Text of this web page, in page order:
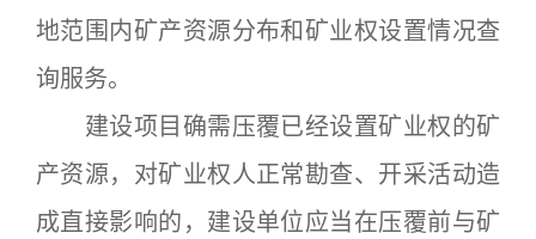
地范围内矿产资源分布和矿业权设置情况查
询服务。
建设项目确需压覆已经设置矿业权的矿
产资源，对矿业权人正常勘查、开采活动造
成直接影响的，建设单位应当在压覆前与矿